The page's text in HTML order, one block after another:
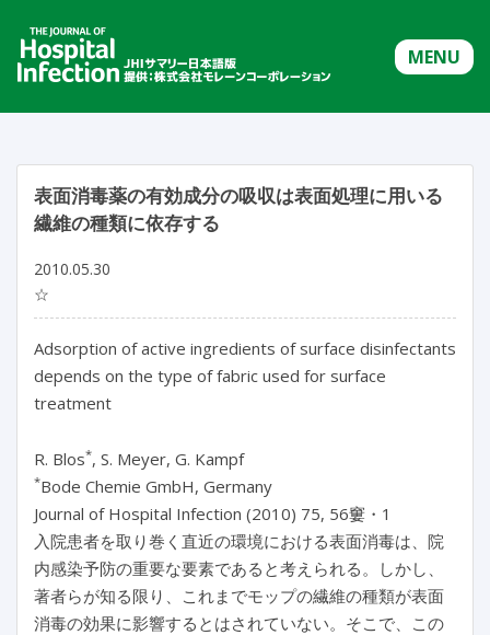
MENU
表面消毒薬の有効成分の吸収は表面処理に用いる
繊維の種類に依存する
2010.05.30
☆
Adsorption of active ingredients of surface disinfectants
depends on the type of fabric used for surface
treatment
R. Blos*, S. Meyer, G. Kampf
*Bode Chemie GmbH, Germany
Journal of Hospital Infection (2010) 75, 56窶・1
入院患者を取り巻く直近の環境における表面消毒は、院
内感染予防の重要な要素であると考えられる。しかし、
著者らが知る限り、これまでモップの繊維の種類が表面
消毒の効果に影響するとはされていない。そこで、この